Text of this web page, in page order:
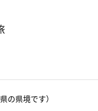
県境です）